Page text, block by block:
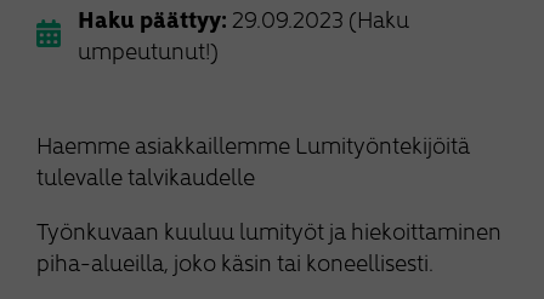
Haku päättyy: 29.09.2023 (Haku
umpeutunut!)
Haemme asiakkaillemme Lumityöntekijöitä
tulevalle talvikaudelle
Työnkuvaan kuuluu lumityöt ja hiekoittaminen
piha-alueilla, joko käsin tai koneellisesti.